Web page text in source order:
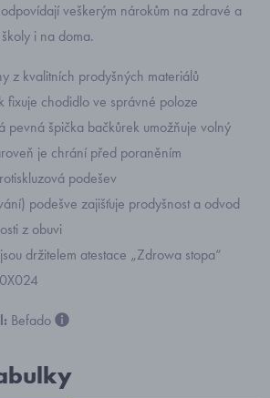
veškerým nárokům na zdravé a
i na doma.
z kvalitních prodyšných materiálů
fixuje chodidlo ve správné poloze
pevná špička bačkůrek umožňuje volný
je chrání před poraněním
podešev
podešve zajišťuje prodyšnost a odvod
z obuvi
držitelem atestace „Zdrowa stopa“
Befado